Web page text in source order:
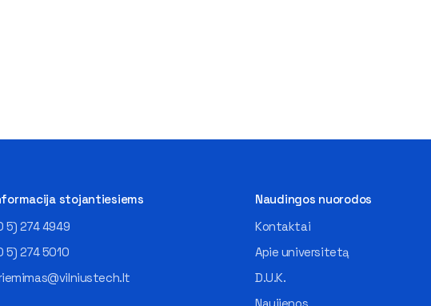
stojantiesiems
5) 274 4949
5) 274 5010
Naudingos nuorodos
Kontaktai
Apie universitetą
D.U.K.